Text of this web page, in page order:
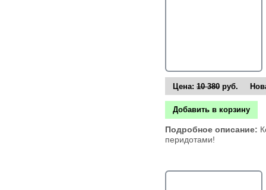
Цена:10 380руб.
Добавить в корзину
Подробное описание:
перидотами!